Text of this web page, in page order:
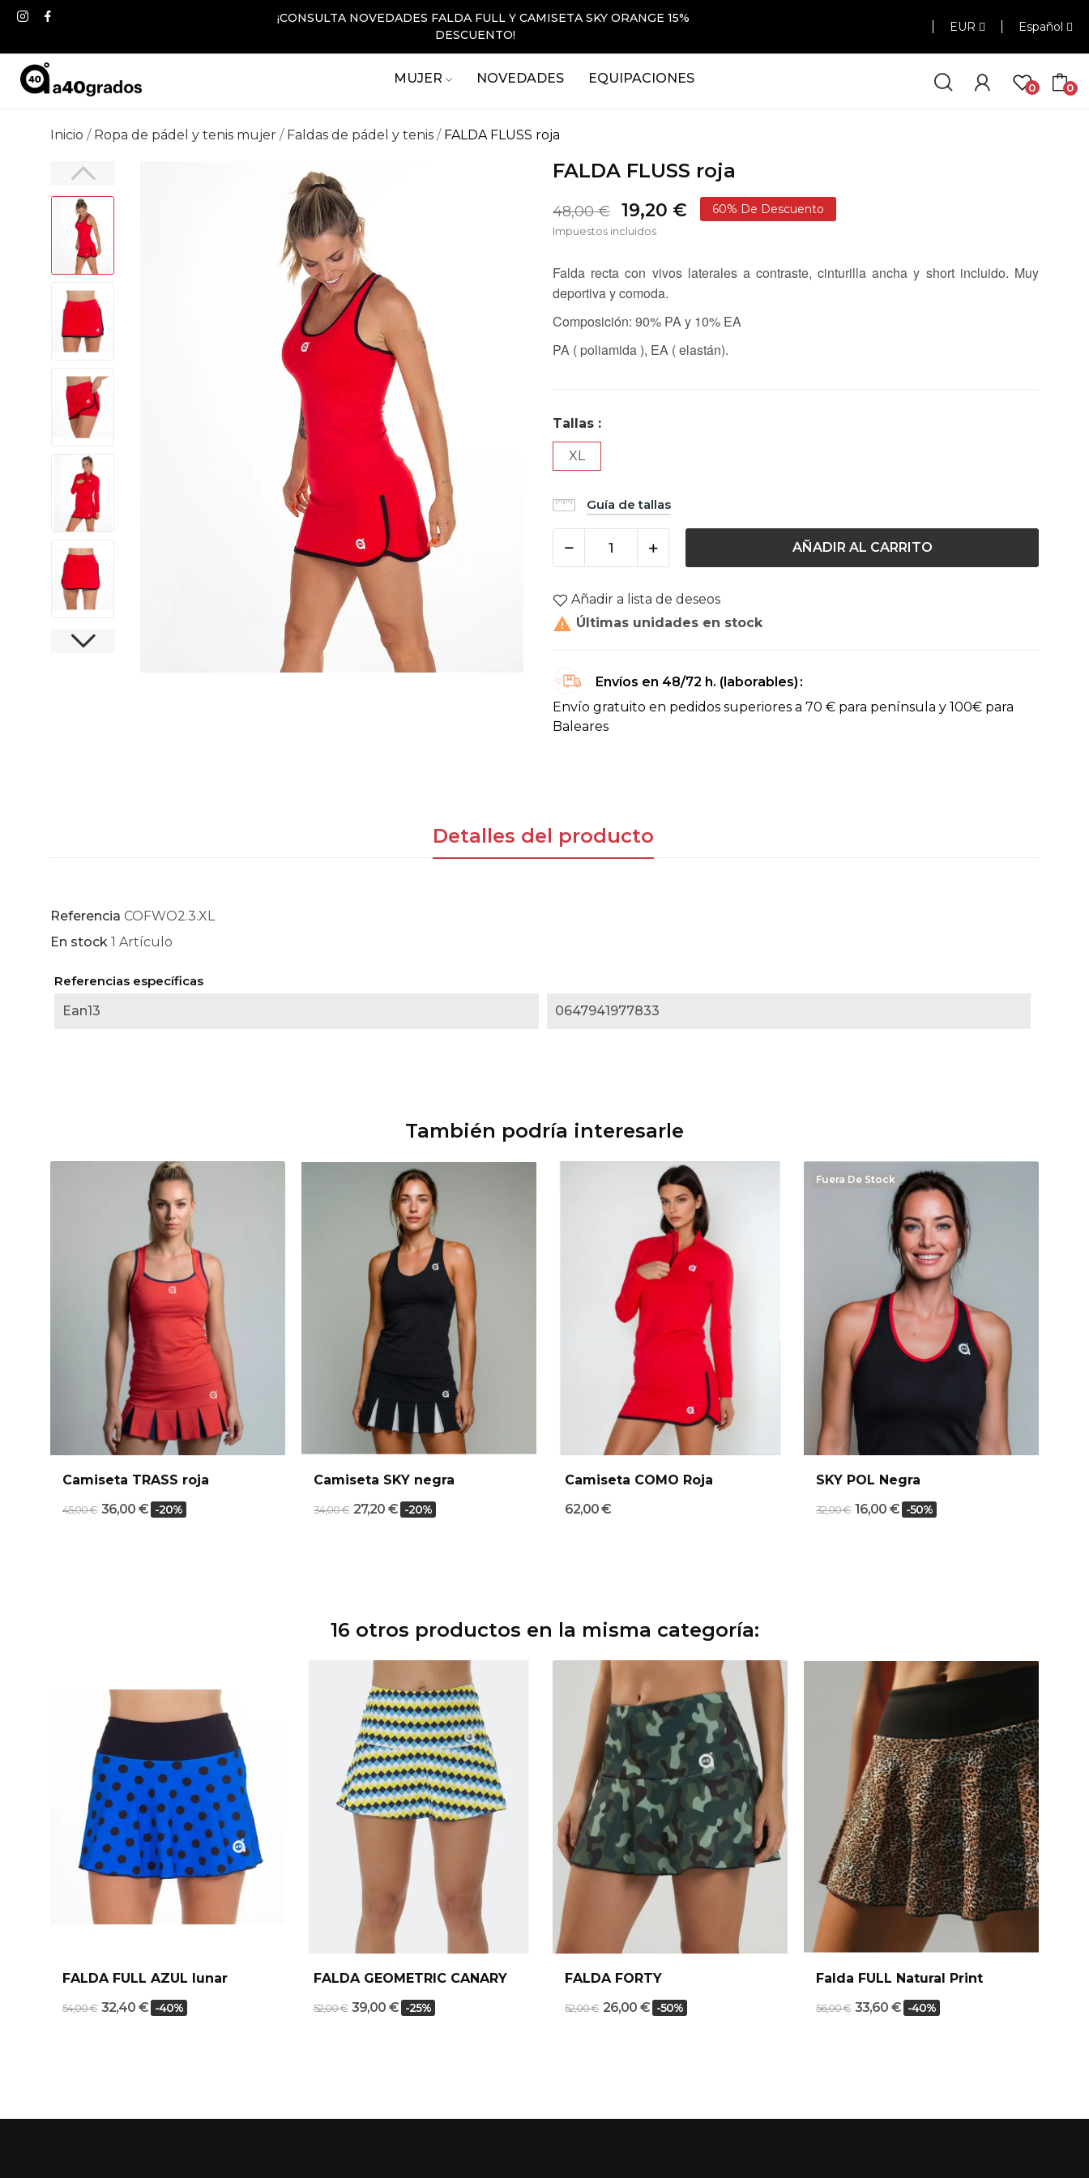
¡CONSULTA NOVEDADES FALDA FULL Y CAMISETA SKY ORANGE 15%
DESCUENTO!
EUR Español
MUJER NOVEDADES EQUIPACIONES
0 0
Inicio Ropa de pádel y tenis mujer Faldas de pádel y tenis FALDA FLUSS roja
FALDA FLUSS roja
48,00 € 19,20 € 60% De Descuento
Impuestos incluidos
Falda recta con vivos laterales a contraste, cinturilla ancha y short incluido. Muy
deportiva y comoda.
Composición: 90% PA y 10% EA
PA ( poliamida ), EA ( elastán).
Tallas :
XL
Guía de tallas
AÑADIR AL CARRITO
Añadir a lista de deseos
 Últimas unidades en stock
Envíos en 48/72 h. (laborables)
Envío gratuito en pedidos superiores a 70 € para península y 100€ para
Baleares
Detalles del producto
Referencia COFWO2.3.XL
En stock 1 Artículo
Referencias específicas
Ean13
0647941977833
También podría interesarle
Camiseta TRASS roja
45,00 € 36,00 € -20%
Camiseta SKY negra
34,00 € 27,20 € -20%
Camiseta COMO Roja
62,00 €
Fuera De Stock
SKY POL Negra
32,00 € 16,00 € -50%
16 otros productos en la misma categoría:
FALDA FULL AZUL lunar
54,00 € 32,40 € -40%
FALDA GEOMETRIC CANARY
52,00 € 39,00 € -25%
FALDA FORTY
52,00 € 26,00 € -50%
Falda FULL Natural Print
56,00 € 33,60 € -40%